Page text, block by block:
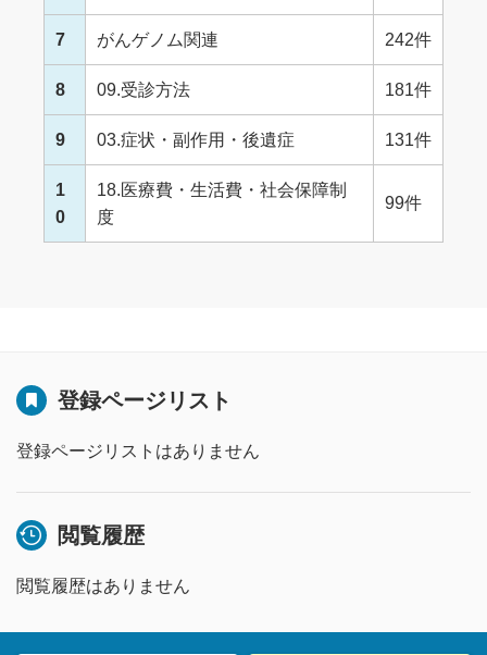
7 がんゲノム関連 242件
8 09.受診方法 181件
9 03.症状・副作用・後遺症 131件
1
0
18.医療費・生活費・社会保障制
度
99件
登録ページリスト
登録ページリストはありません
閲覧履歴
閲覧履歴はありません